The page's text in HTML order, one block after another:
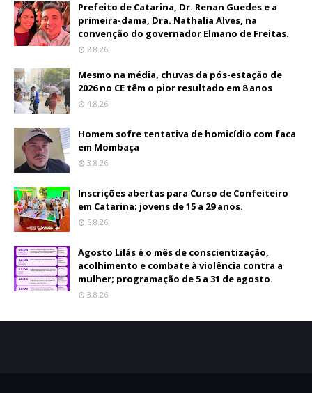
Prefeito de Catarina, Dr. Renan Guedes e a
primeira-dama, Dra. Nathalia Alves, na
convenção do governador Elmano de Freitas.
2.8.26
Mesmo na média, chuvas da pós-estação de
2026 no CE têm o pior resultado em 8 anos
4.8.26
Homem sofre tentativa de homicídio com faca
em Mombaça
3.8.26
Inscrições abertas para Curso de Confeiteiro
em Catarina; jovens de 15 a 29 anos.
5.8.26
Agosto Lilás é o mês de conscientização,
acolhimento e combate à violência contra a
mulher; programação de 5 a 31 de agosto.
3.8.26